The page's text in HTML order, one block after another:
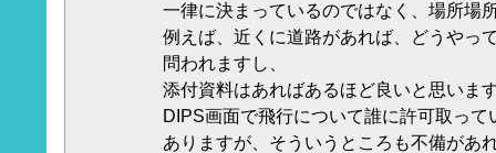
一律に決まっているのではなく、場所場
例えば、近くに道路があれば、どうやっ
問われますし、
添付資料はあればあるほど良いと思いま
DIPS画面で飛行について誰に許可取っ
ありますが、そういうところも不備があ